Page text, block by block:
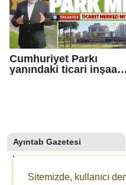
Cumhuriyet Parkı
yanındaki ticari inşaat
Ayıntab Gazetesi
YAZARLAR
SON DAKİKA
Sitemizde, kullanıcı